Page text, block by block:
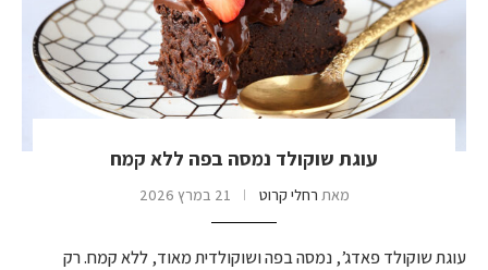
עוגת שוקולד נמסה בפה ללא קמח
מאת רחלי קרוט 21 במרץ 2026
עוגת שוקולד פאדג’, נמסה בפה ושוקולדית מאוד, ללא קמח. רק